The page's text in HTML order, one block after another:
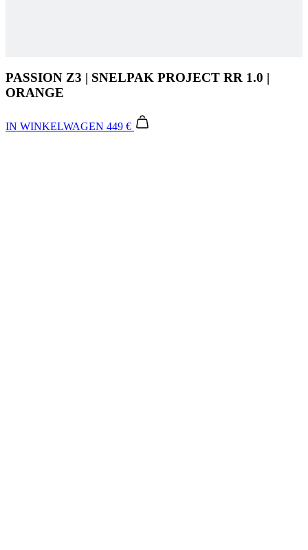
PASSION Z3 | SNELPAK PROJECT RR 1.0 |
ORANGE
IN WINKELWAGEN 449 €